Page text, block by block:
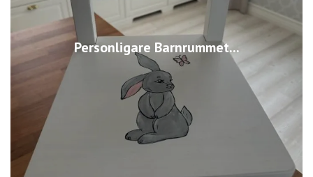
Personligare Barnrummet...